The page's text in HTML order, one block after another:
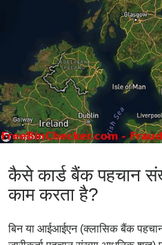
कैसे कार्ड बैंक पहचान
काम करता है?
बिन या आईआईएन (क्लासिक बैंक